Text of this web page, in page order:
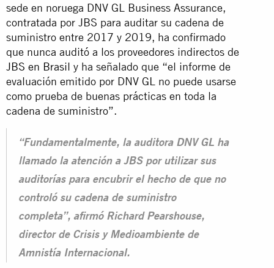
sede en noruega DNV GL Business Assurance,
contratada por JBS para auditar su cadena de
suministro entre 2017 y 2019, ha confirmado
que nunca auditó a los proveedores indirectos de
JBS en Brasil y ha señalado que “el informe de
evaluación emitido por DNV GL no puede usarse
como prueba de buenas prácticas en toda la
cadena de suministro”.
“Fundamentalmente, la auditora DNV GL ha
llamado la atención a JBS por utilizar sus
auditorías para encubrir el hecho de que no
controló su cadena de suministro
completa”, afirmó Richard Pearshouse,
director de Crisis y Medioambiente de
Amnistía Internacional.